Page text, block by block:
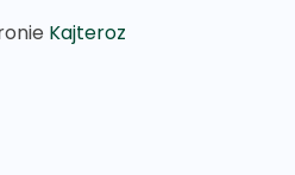
Kajteroz